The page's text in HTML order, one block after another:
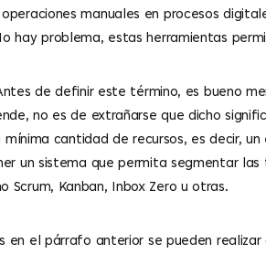
manuales en procesos
hay problema, estas herramientas
de definir este término, es bueno
no es de extrañarse que dicho
cantidad de recursos, es decir,
un sistema que permita segmentar
Scrum, Kanban, Inbox Zero u otras.
en el párrafo anterior se pueden